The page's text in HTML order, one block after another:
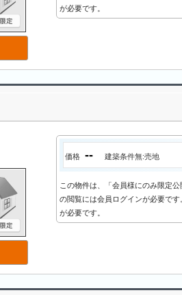
が必要です。
価格 -- 建築条件無:売地
この物件は、「会員様にのみ限定
の閲覧には会員ログインが必要で
が必要です。